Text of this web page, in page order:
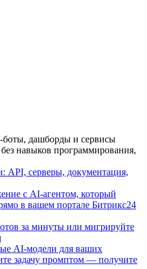
боты, дашборды и сервисы
без навыков программирования,
API, серверы, документация,
с AI-агентом, который
в вашем портале Битрикс24
за минуты или мигрируйте
AI-модели для ваших
задачу промптом — получите